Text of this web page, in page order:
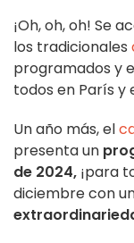
¡Oh, oh, oh! Se
los tradicionales
programados y
todos en París y
Un año más, el
presenta un
de 2024, ¡para
diciembre con